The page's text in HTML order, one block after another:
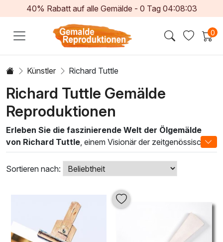
40% Rabatt auf alle Gemälde - 0 Tag 04:08:02
0
Künstler Richard Tuttle
Richard Tuttle Gemälde
Reproduktionen
Erleben Sie die faszinierende Welt der Ölgemälde
von Richard Tuttle , einem Visionär der zeitgenössischen
Kunst. Seine Werke zeichnen sich durch subtile
Farbkombinationen und außergewöhnliche Texturen aus,
die den Betrachter in ihren Bann ziehen. Tuttle kombiniert
traditionelle Maltechniken mit einem modernen,
minimalistischen Ansatz, wodurch seine Kunstwerke ein
Gefühl von Ruhe und Harmonie vermitteln. Jedes Gemälde
erzählt eine eigene Geschichte und spiegelt die
puristischen Elemente seiner künstlerischen Philosophie
Sortieren nach: